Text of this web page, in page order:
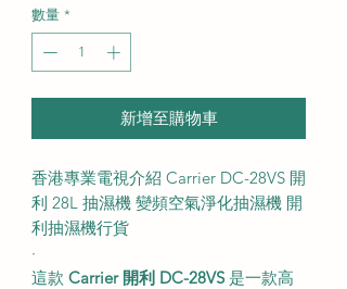
數量 *
新增至購物車
香港專業電視介紹 Carrier DC-28VS 開
利 28L 抽濕機 變頻空氣淨化抽濕機 開
利抽濕機行貨
·
這款 Carrier 開利 DC-28VS是一款高